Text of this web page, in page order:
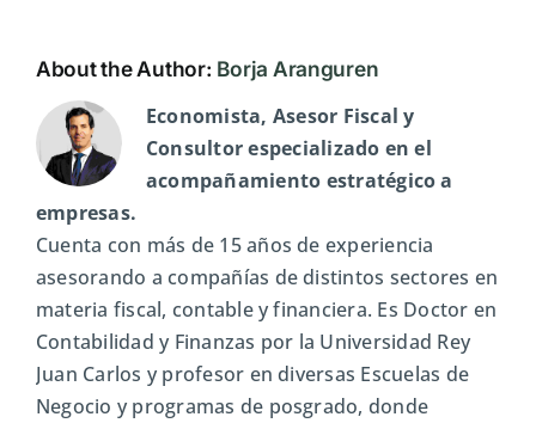
About the Author: Borja Aranguren
Economista, Asesor Fiscal y
Consultor especializado en el
acompañamiento estratégico a
empresas.
Cuenta con más de 15 años de experiencia
asesorando a compañías de distintos sectores en
materia fiscal, contable y financiera. Es Doctor en
Contabilidad y Finanzas por la Universidad Rey
Juan Carlos y profesor en diversas Escuelas de
Negocio y programas de posgrado, donde